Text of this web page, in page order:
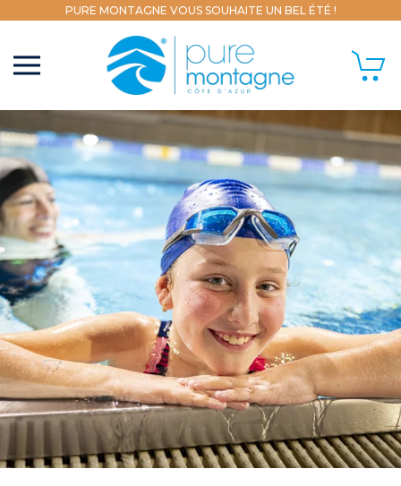
PURE MONTAGNE VOUS SOUHAITE UN BEL ÉTÉ !